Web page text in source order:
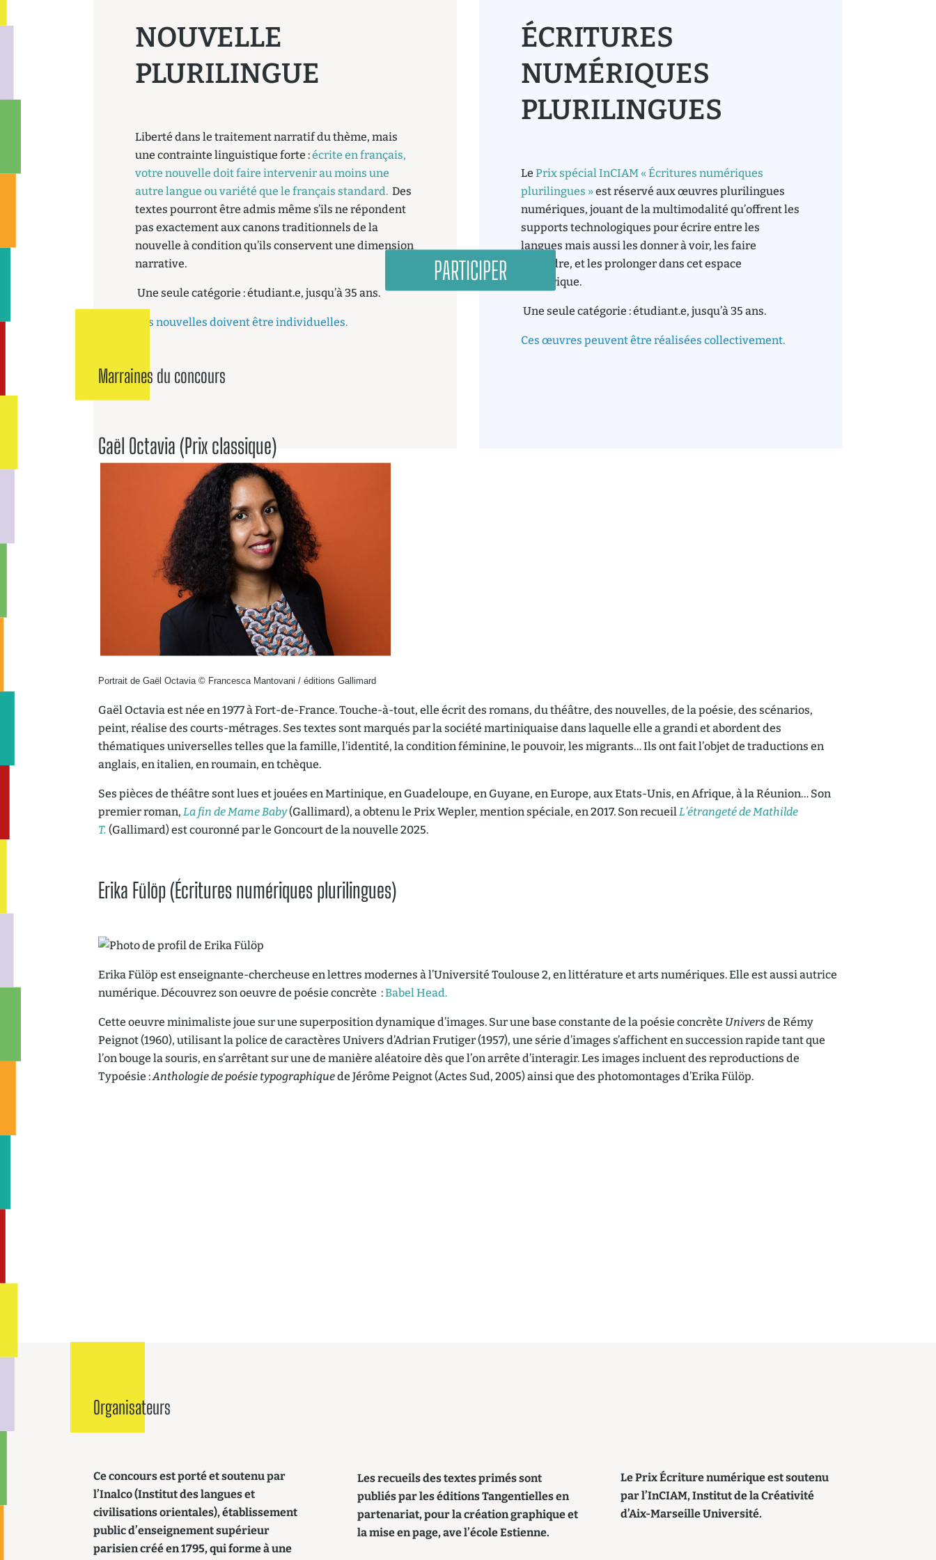
NOUVELLE
PLURILINGUE
Liberté dans le traitement narratif du thème, mais
une contrainte linguistique forte :écrite en français,
votre nouvelle doit faire intervenir au moins une
autre langue ou variété que le français standard.Des
textes pourront être admis même s’ils ne répondent
pas exactement aux canons traditionnels de la
nouvelle à condition qu’ils conservent une dimension
narrative.
Une seule catégorie : étudiant.e, jusqu’à 35 ans.
Ces nouvelles doivent être individuelles.
ÉCRITURES
NUMÉRIQUES
PLURILINGUES
LePrix spécial InCIAM « Écritures numériques
plurilingues »est réservé aux œuvres plurilingues
numériques, jouant de la multimodalité qu’offrent les
supports technologiques pour écrire entre les
langues mais aussi les donner à voir, les faire
entendre, et les prolonger dans cet espace
numérique.
Une seule catégorie : étudiant.e, jusqu’à 35 ans.
Ces œuvres peuvent être réalisées collectivement.
PARTICIPER
Marraines du concours
Gaël Octavia (Prix classique)
Portrait de Gaël Octavia © Francesca Mantovani / éditions Gallimard
Gaël Octavia est née en 1977 à Fort-de-France. Touche-à-tout, elle écrit des romans, du théâtre, des nouvelles, de la poésie, des scénarios,
peint, réalise des courts-métrages. Ses textes sont marqués par la société martiniquaise dans laquelle elle a grandi et abordent des
thématiques universelles telles que la famille, l’identité, la condition féminine, le pouvoir, les migrants… Ils ont fait l’objet de traductions en
anglais, en italien, en roumain, en tchèque.
Ses pièces de théâtre sont lues et jouées en Martinique, en Guadeloupe, en Guyane, en Europe, aux Etats-Unis, en Afrique, à la Réunion… Son
premier roman, La fin de Mame Baby(Gallimard), a obtenu le Prix Wepler, mention spéciale, en 2017. Son recueil L’étrangeté de Mathilde
T. (Gallimard) est couronné par le Goncourt de la nouvelle 2025.
Erika Fülöp (Écritures numériques plurilingues)
Erika Fülöp est enseignante-chercheuse en lettres modernes à l’Université Toulouse 2, en littérature et arts numériques. Elle est aussi autrice
numérique. Découvrez son oeuvre de poésie concrète :Babel Head.
Cette oeuvre minimaliste joue sur une superposition dynamique d’images. Sur une base constante de la poésie concrète Univers de Rémy
Peignot (1960), utilisant la police de caractères Univers d’Adrian Frutiger (1957), une série d’images s’affichent en succession rapide tant que
l’on bouge la souris, en s’arrêtant sur une de manière aléatoire dès que l’on arrête d’interagir. Les images incluent des reproductions de
Typoésie :Anthologie de poésie typographiquede Jérôme Peignot (Actes Sud, 2005) ainsi que des photomontages d’Erika Fülöp.
Organisateurs
Ce concours est porté et soutenu par
l’Inalco (Institut des langues et
civilisations orientales), établissement
public d’enseignement supérieur
parisien créé en 1795, qui forme à une
Les recueils des textes primés sont
publiés par les éditions Tangentielles en
partenariat, pour la création graphique et
la mise en page, ave l’école Estienne.
Le Prix Écriture numérique est soutenu
par l’InCIAM, Institut de la Créativité
d’Aix-Marseille Université.